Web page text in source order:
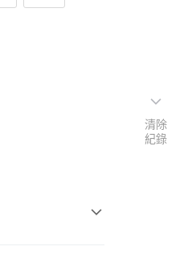
清除
紀錄